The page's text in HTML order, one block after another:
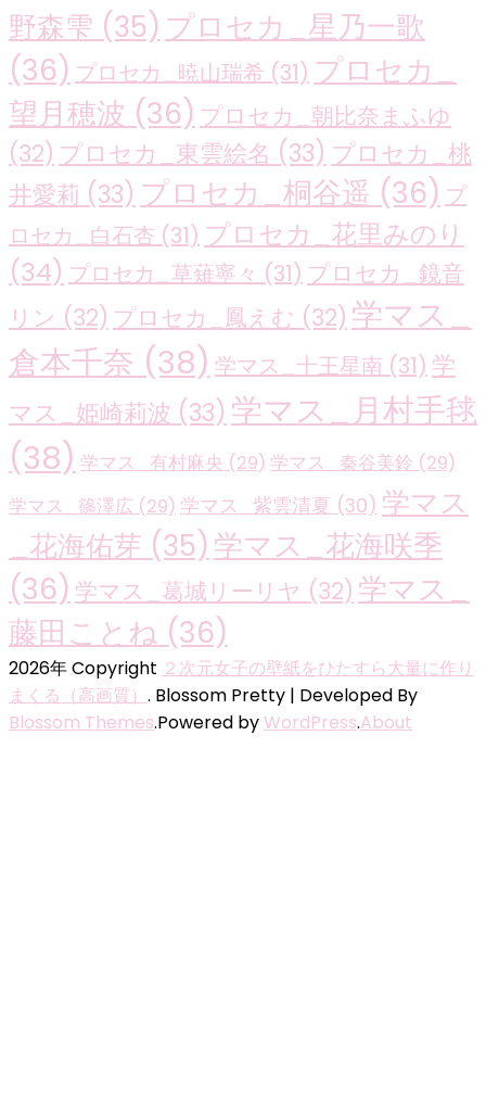
野森雫 (35) プロセカ_星乃一歌
(36) プロセカ_暁山瑞希 (31) プロセカ_
望月穂波 (36) プロセカ_朝比奈まふゆ
(32) プロセカ_東雲絵名 (33) プロセカ_桃
井愛莉 (33) プロセカ_桐谷遥 (36) プ
ロセカ_白石杏 (31) プロセカ_花里みのり
(34) プロセカ_草薙寧々 (31) プロセカ_鏡音
リン (32) プロセカ_鳳えむ (32) 学マス_
倉本千奈 (38) 学マス_十王星南 (31) 学
マス_姫崎莉波 (33) 学マス_月村手毬
(38) 学マス_有村麻央 (29) 学マス_秦谷美鈴 (29)
学マス_篠澤広 (29) 学マス_紫雲清夏 (30) 学マス
_花海佑芽 (35) 学マス_花海咲季
(36) 学マス_葛城リーリヤ (32) 学マス_
藤田ことね (36)
2026年 Copyright ２次元女子の壁紙をひたすら大量に作り
まくる（高画質） . Blossom Pretty | Developed By
Blossom Themes.Powered byWordPress.About